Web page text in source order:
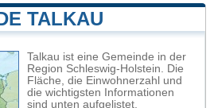
TALKAU
Talkau ist eine Gemeinde in der
Region Schleswig-Holstein. Die
Fläche, die Einwohnerzahl und
die wichtigsten Informationen
sind unten aufgelistet.